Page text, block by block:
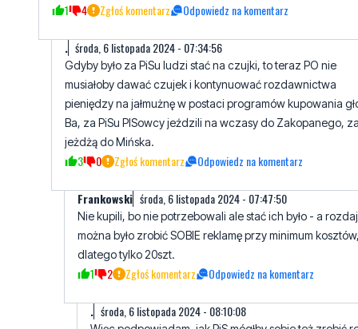
1 4 Zgłoś komentarz Odpowiedz na komentarz
. środa, 6 listopada 2024 - 07:34:56
Gdyby było za PiSu ludzi stać na czujki, to teraz PO nie
musiałoby dawać czujek i kontynuować rozdawnictwa
pieniędzy na jałmużnę w postaci programów kupowania
Ba, za PiSu PISowcy jeździli na wczasy do Zakopanego,
jeżdżą do Mińska.
3 0 Zgłoś komentarz Odpowiedz na komentarz
Frankowski środa, 6 listopada 2024 - 07:47:50
Nie kupili, bo nie potrzebowali ale stać ich było - a
można było zrobić SOBIE reklamę przy minimum
dlatego tylko 20szt.
1 2 Zgłoś komentarz Odpowiedz na komentarz
. środa, 6 listopada 2024 - 08:10:08